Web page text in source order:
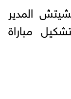
المدير
مباراة